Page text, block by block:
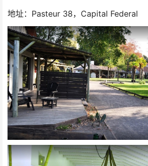
地址：Pasteur 38，Capital Federal